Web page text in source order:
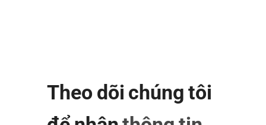
Theo dõi chúng tôi